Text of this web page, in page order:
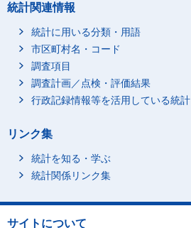
統計関連情報
統計に用いる分類・用語
市区町村名・コード
調査項目
調査計画／点検・評価結果
行政記録情報等を活用している統計
リンク集
統計を知る・学ぶ
統計関係リンク集
サイトについて